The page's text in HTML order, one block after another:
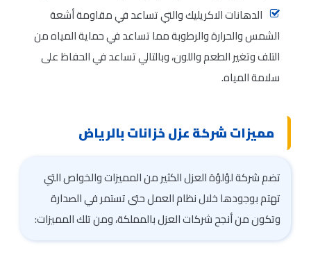
الدهانات الاكريليك والتي تساعد في مقاومة أشعة
الشمس والحرارة والرطوبة مما تساعد في حماية المياه من
التلف وتغير الطعم واللون، وبالتالي تساعد في الحفاظ على
سلامة المياه.
مميزات شركة عزل خزانات بالرياض
تضم شركة لؤلؤة العزل الكثير من المميزات والخواص التي
تهتم بوجودها خلال نظام العمل حتى تستمر في الصدارة
وتكون من أنجح شركات العزل بالمملكة، ومن تلك المميزات: